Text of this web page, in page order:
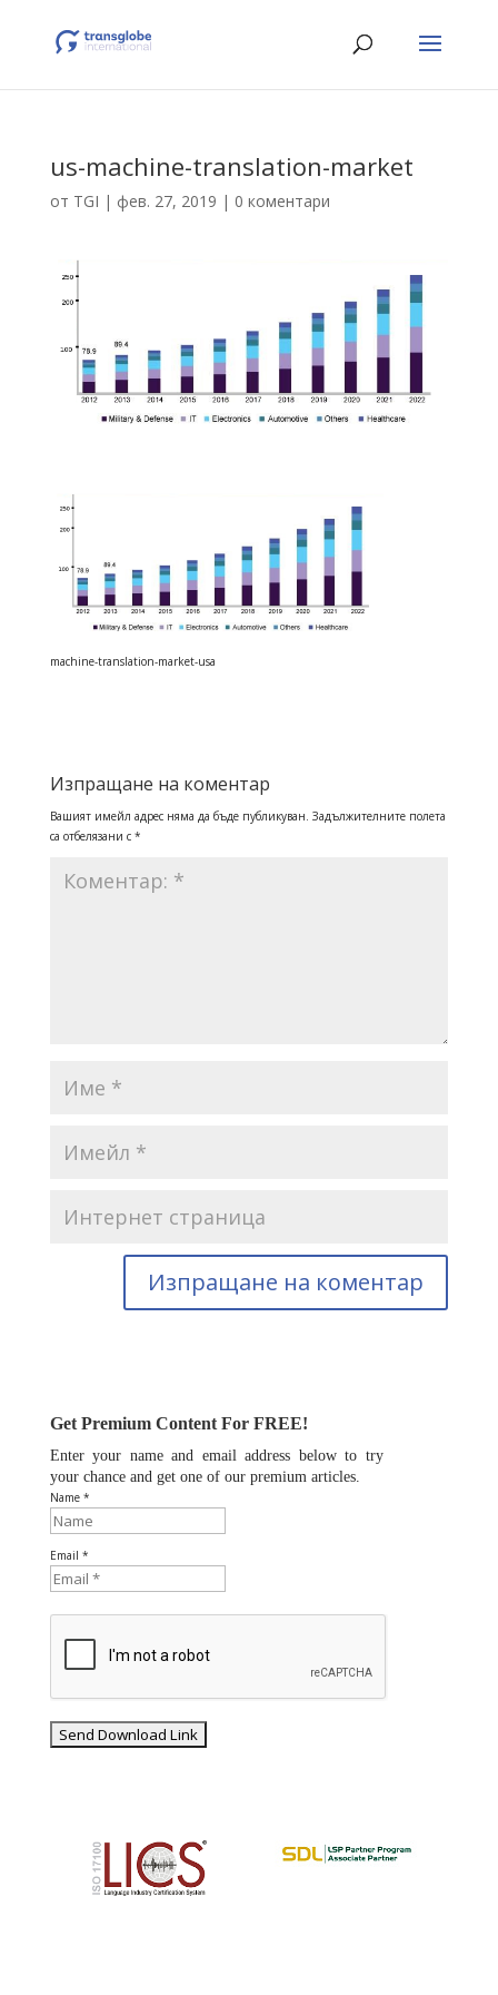
us-machine-translation-market
от TGI | фев. 27, 2019 | 0 коментари
machine-translation-market-usa
Изпращане на коментар
Вашият имейл адрес няма да бъде публикуван. Задължителните полета
са отбелязани с *
Get Premium Content For FREE!
Enter your name and email address below to try
your chance and get one of our premium articles.
Name *
Email *